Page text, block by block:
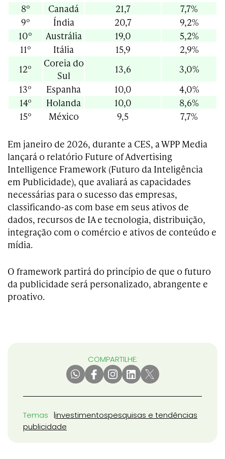
8º
Canadá 21,7
7,7%
9º
Índia 20,7
9,2%
10º
Austrália 19,0
5,2%
11º
Itália 15,9
2,9%
12º
Coreia do
Sul
13,6
3,0%
13º
Espanha 10,0
4,0%
14º
Holanda 10,0
8,6%
15º
México 9,5 7,7%
Em janeiro de 2026, durante a CES, a WPP Media
lançará o relatório Future of Advertising
Intelligence Framework (Futuro da Inteligência
em Publicidade), que avaliará as capacidades
necessárias para o sucesso das empresas,
classificando-as com base em seus ativos de
dados, recursos de IA e tecnologia, distribuição,
integração com o comércio e ativos de conteúdo e
mídia.
O framework partirá do princípio de que o futuro
da publicidade será personalizado, abrangente e
proativo.
COMPARTILHE:
Temas investimentospesquisas e tendências
publicidade